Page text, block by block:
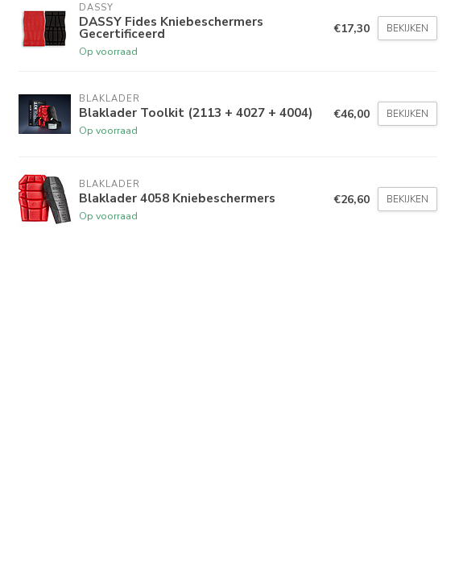
DASSY
DASSY Fides Kniebeschermers
Gecertificeerd
Op voorraad
€17,30 BEKIJKEN
BLAKLADER
Blaklader Toolkit (2113 + 4027 + 4004)
Op voorraad
€46,00 BEKIJKEN
BLAKLADER
Blaklader 4058 Kniebeschermers
Op voorraad
€26,60 BEKIJKEN